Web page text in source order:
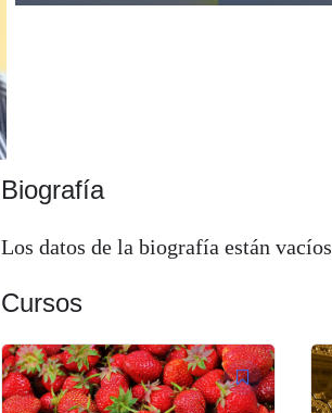
Biografía
Los datos de la biografía están vacíos
Cursos